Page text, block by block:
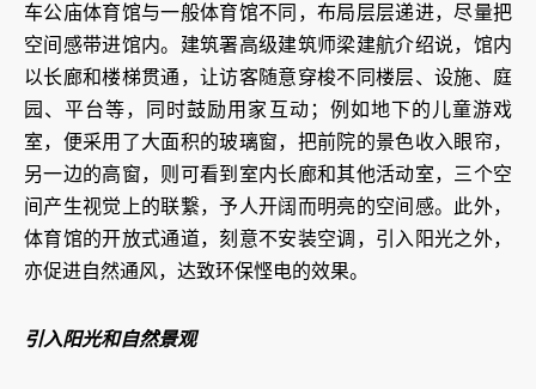
车公庙体育馆与一般体育馆不同，布局层层递进，尽量把
空间感带进馆内。建筑署高级建筑师梁建航介绍说，馆内
以长廊和楼梯贯通，让访客随意穿梭不同楼层、设施、庭
园、平台等，同时鼓励用家互动；例如地下的儿童游戏
室，便采用了大面积的玻璃窗，把前院的景色收入眼帘，
另一边的高窗，则可看到室内长廊和其他活动室，三个空
间产生视觉上的联繋，予人开阔而明亮的空间感。此外，
体育馆的开放式通道，刻意不安装空调，引入阳光之外，
亦促进自然通风，达致环保悭电的效果。
引入阳光和自然景观